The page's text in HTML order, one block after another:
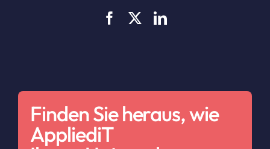
Finden Sie heraus, wie
AppliediT